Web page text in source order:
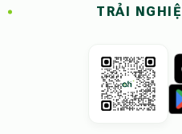
TRẢI